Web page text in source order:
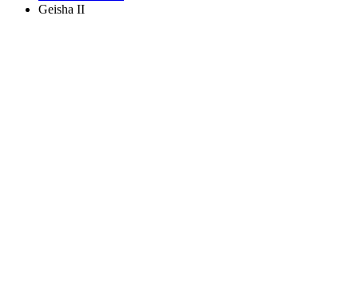
Geisha II